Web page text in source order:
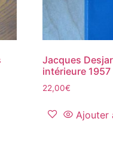
Jacques
intérieure 1957
22,00€
Ajouter